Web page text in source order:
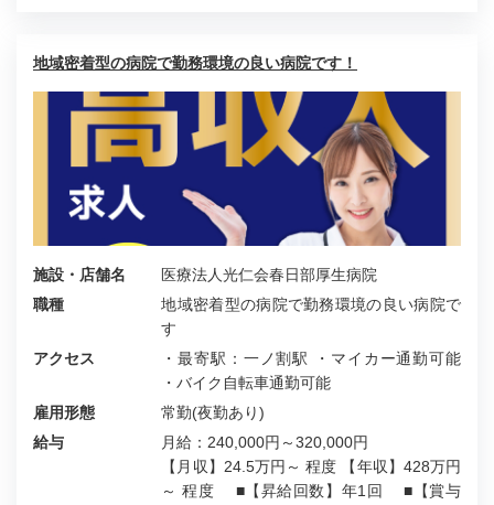
地域密着型の病院で勤務環境の良い病院です！
施設・店舗名
医療法人光仁会春日部厚生病院
職種
地域密着型の病院で勤務環境の良い病院で
す
アクセス
・最寄駅：一ノ割駅 ・マイカー通勤可能
・バイク自転車通勤可能
雇用形態
常勤(夜勤あり)
給与
月給：240,000円～320,000円
【月収】24.5万円～ 程度 【年収】428万円
～ 程度 ■【昇給回数】年1回 ■【賞与